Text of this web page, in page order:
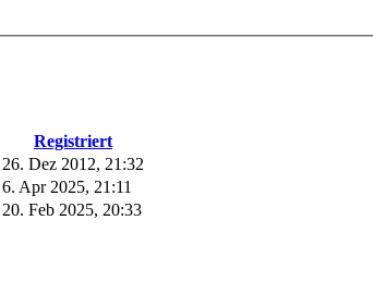
Registriert
26. Dez 2012, 21:32
6. Apr 2025, 21:11
20. Feb 2025, 20:33